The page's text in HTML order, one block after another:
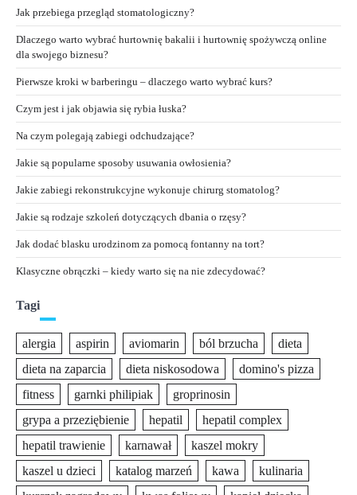
Jak przebiega przegląd stomatologiczny?
Dlaczego warto wybrać hurtownię bakalii i hurtownię spożywczą online
dla swojego biznesu?
Pierwsze kroki w barberingu – dlaczego warto wybrać kurs?
Czym jest i jak objawia się rybia łuska?
Na czym polegają zabiegi odchudzające?
Jakie są popularne sposoby usuwania owłosienia?
Jakie zabiegi rekonstrukcyjne wykonuje chirurg stomatolog?
Jakie są rodzaje szkoleń dotyczących dbania o rzęsy?
Jak dodać blasku urodzinom za pomocą fontanny na tort?
Klasyczne obrączki – kiedy warto się na nie zdecydować?
Tagi
alergia aspirin aviomarin ból brzucha
dieta
dieta na zaparcia
dieta niskosodowa
domino's pizza
fitness
garnki philipiak
groprinosin
grypa a przeziębienie
hepatil
hepatil complex
hepatil trawienie
karnawał
kaszel mokry
kaszel u dzieci
katalog marzeń kawa
kulinaria